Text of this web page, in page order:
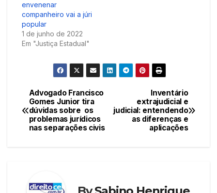
envenenar
companheiro vai a júri
popular
1 de junho de 2022
Em "Justiça Estadual"
Navegação
de
Post
Inventário
extrajudicial e
judicial: entendendo
as diferenças e
aplicações
Advogado Francisco
Gomes Junior tira
dúvidas sobre os
problemas jurídicos
nas separações civis